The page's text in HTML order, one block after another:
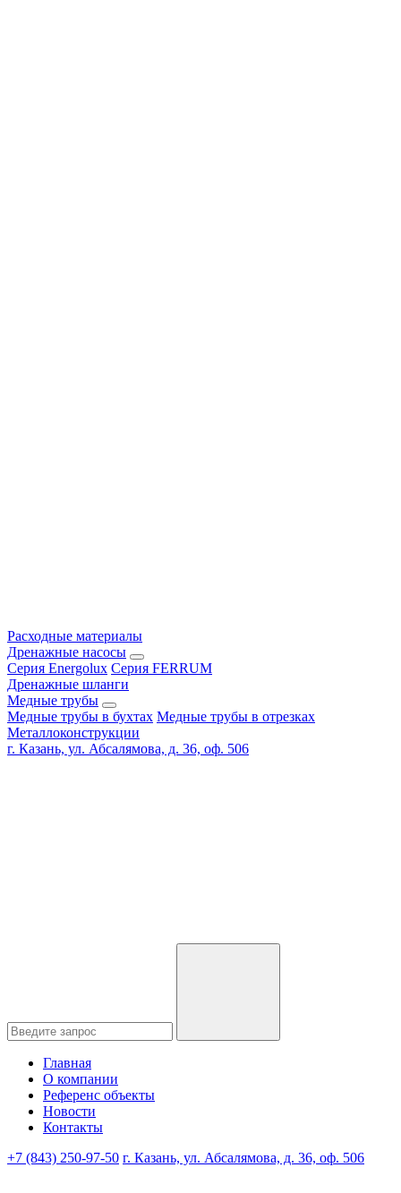
Расходные материалы
Дренажные насосы
Серия Energolux Серия FERRUM
Дренажные шланги
Медные трубы
Медные трубы в бухтах Медные трубы в отрезках
Металлоконструкции
г. Казань, ул. Абсалямова, д. 36, оф. 506
Главная
О компании
Референс объекты
Новости
Контакты
+7 (843) 250-97-50 г. Казань, ул. Абсалямова, д. 36, оф. 506